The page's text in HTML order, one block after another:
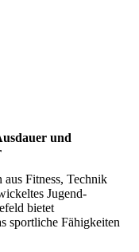
und
Fitness, Technik
Jugend-
bietet
sportliche Fähigkeiten